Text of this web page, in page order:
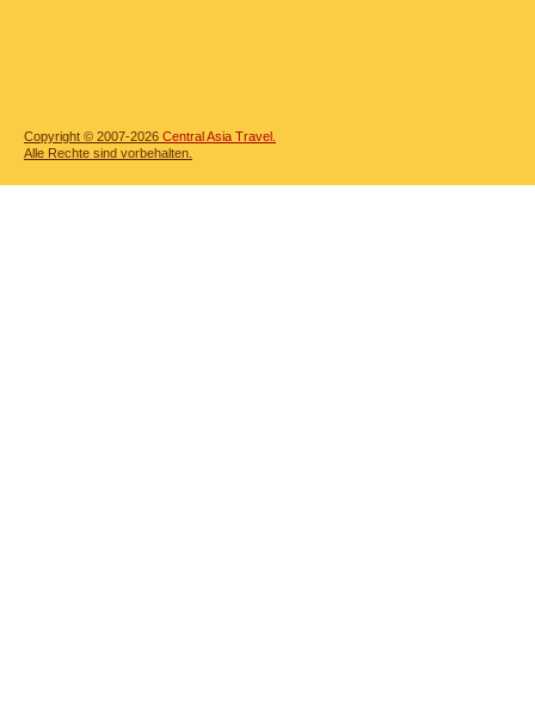
Copyright © 2007-2026 Central Asia Travel.
Alle Rechte sind vorbehalten.